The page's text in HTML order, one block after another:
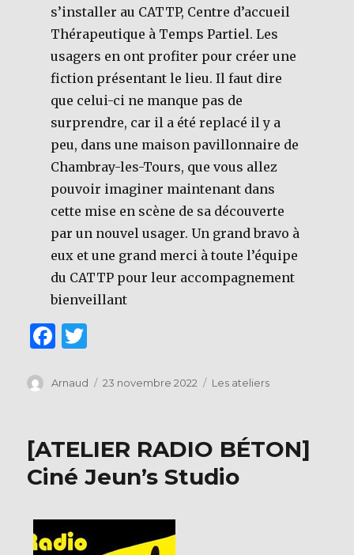
s’installer au CATTP, Centre d’accueil
Thérapeutique à Temps Partiel. Les
usagers en ont profiter pour créer une
fiction présentant le lieu. Il faut dire
que celui-ci ne manque pas de
surprendre, car il a été replacé il y a
peu, dans une maison pavillonnaire de
Chambray-les-Tours, que vous allez
pouvoir imaginer maintenant dans
cette mise en scène de sa découverte
par un nouvel usager. Un grand bravo à
eux et une grand merci à toute l’équipe
du CATTP pour leur accompagnement
bienveillant
F
c
b
o
o
k
it
r
Auteur
Arnaud
Publié
23 novembre 2022 Catégories
Les ateliers
[ATELIER RADIO BÉTON]
Ciné Jeun’s Studio